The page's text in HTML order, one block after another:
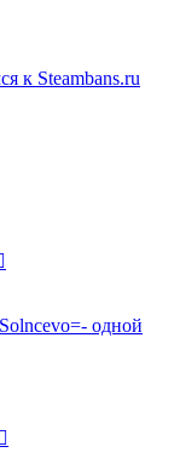
к Steambans.ru
одной